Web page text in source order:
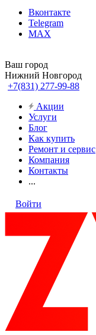
Вконтакте
Telegram
MAX
Ваш город
Нижний Новгород
+7(831) 277-99-88
Акции
Услуги
Блог
Как купить
Ремонт и сервис
Компания
Контакты
...
Войти